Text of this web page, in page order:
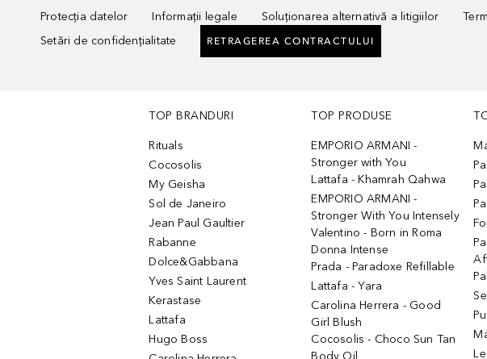
Protecția datelor Informații legale Soluționarea alternativă a litigiilor
Setări de confidențialitate
RETRAGEREA CONTRACTULUI
TOP BRANDURI
Rituals
Cocosolis
My Geisha
Sol de Janeiro
Jean Paul Gaultier
Rabanne
Dolce&Gabbana
Yves Saint Laurent
Kerastase
Lattafa
Hugo Boss
TOP PRODUSE
EMPORIO ARMANI -
Stronger with You
Lattafa - Khamrah Qahwa
EMPORIO ARMANI -
Stronger With You Intensely
Valentino - Born in Roma
Donna Intense
Prada - Paradoxe Refillable
Lattafa - Yara
Carolina Herrera - Good
Girl Blush
Cocosolis - Choco Sun Tan
Body Oil